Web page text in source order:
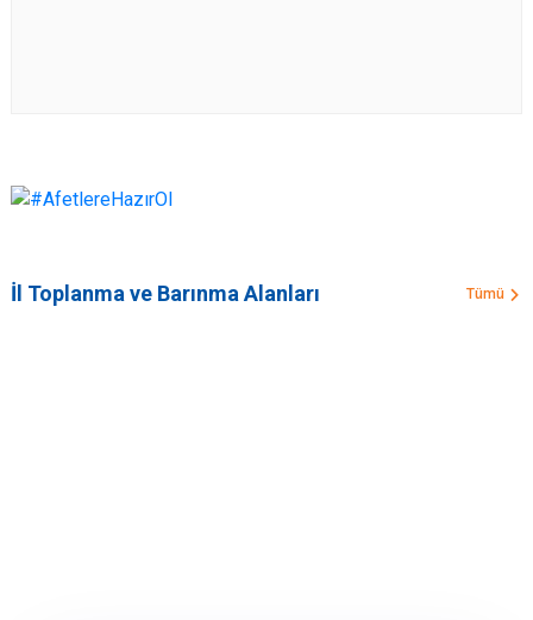
İl Toplanma ve Barınma Alanları Tümü